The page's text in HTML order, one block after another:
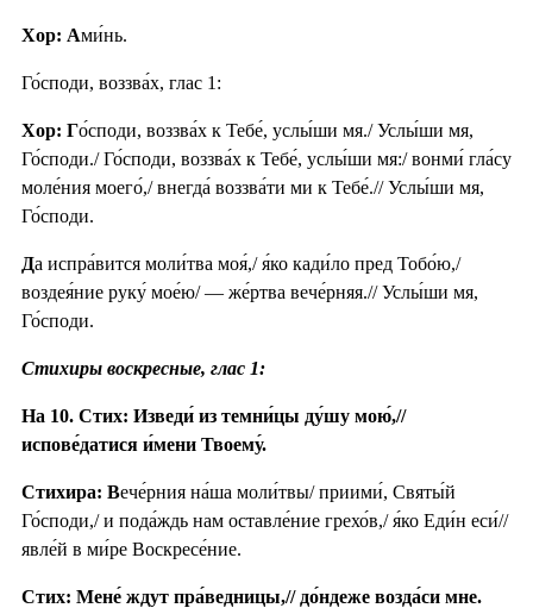
Хор: Ами́нь.
Го́споди, воззва́х, глас 1:
Хор: Го́споди, воззва́х к Тебе́, услы́ши мя./ Услы́ши мя,
Го́споди./ Го́споди, воззва́х к Тебе́, услы́ши мя:/ вонми́ гла́су
моле́ния моего́,/ внегда́ воззва́ти ми к Тебе́.// Услы́ши мя,
Го́споди.
Да испра́вится моли́тва моя́,/ я́ко кади́ло пред Тобо́ю,/
воздея́ние руку́ мое́ю/ — же́ртва вече́рняя.// Услы́ши мя,
Го́споди.
Стихиры воскресные, глас 1:
На 10. Стих: Изведи́ из темни́цы ду́шу мою́,//
испове́датися и́мени Твоему́.
Стихира: Вече́рния на́ша моли́твы/ приими́, Святы́й
Го́споди,/ и пода́ждь нам оставле́ние грехо́в,/ я́ко Еди́н еси́//
явле́й в ми́ре Воскресе́ние.
Стих: Мене́ ждут пра́ведницы,// до́ндеже возда́си мне.